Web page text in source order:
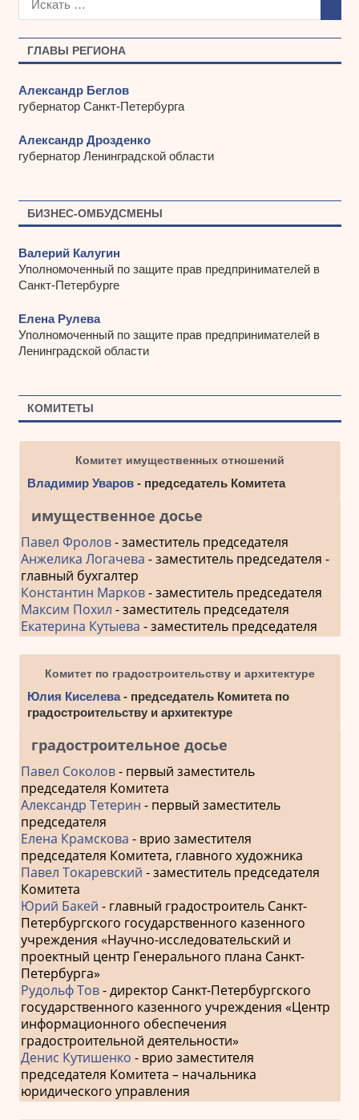
ГЛАВЫ РЕГИОНА
Александр Беглов
губернатор Санкт-Петербурга
Александр Дрозденко
губернатор Ленинградской области
БИЗНЕС-ОМБУДСМЕНЫ
Валерий Калугин
Уполномоченный по защите прав предпринимателей в
Санкт-Петербурге
Елена Рулева
Уполномоченный по защите прав предпринимателей в
Ленинградской области
КОМИТЕТЫ
Комитет имущественных отношений
Владимир Уваров- председатель Комитета
имущественное досье
Павел Фролов- заместитель председателя
Анжелика Логачева - заместитель председателя -
главный бухгалтер
Константин Марков- заместитель председателя
Максим Похил - заместитель председателя
Екатерина Кутыева - заместитель председателя
Комитет по градостроительству и архитектуре
Юлия Киселева- председатель Комитета по
градостроительству и архитектуре
градостроительное досье
Павел Соколов- первый заместитель
председателя Комитета
Александр Тетерин - первый заместитель
председателя
Елена Крамскова - врио заместителя
председателя Комитета, главного художника
Павел Токаревский - заместитель председателя
Комитета
Юрий Бакей - главный градостроитель Санкт-
Петербургского государственного казенного
учреждения «Научно-исследовательский и
проектный центр Генерального плана Санкт-
Петербурга»
Рудольф Тов- директор Санкт-Петербургского
государственного казенного учреждения «Центр
информационного обеспечения
градостроительной деятельности»
Денис Кутишенко - врио заместителя
председателя Комитета – начальника
юридического управления
ы